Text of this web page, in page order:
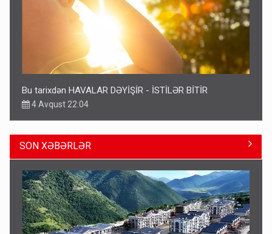
Bu tarixdən HAVALAR DƏYİŞİR - İSTİLƏR BİTİR
4 Avqust 22:04
SON XƏBƏRLƏR